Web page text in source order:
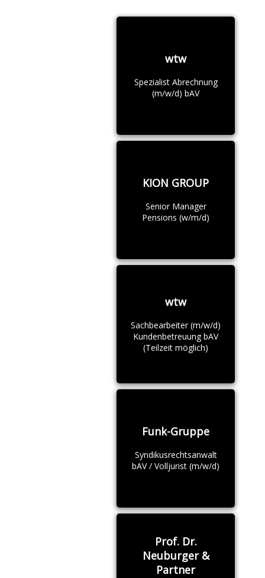
wtw
Spezialist Abrechnung
(m/w/d) bAV
KION GROUP
Senior Manager
Pensions (w/m/d)
wtw
Sachbearbeiter (m/w/d)
Kundenbetreuung bAV
(Teilzeit möglich)
Funk-Gruppe
Syndikusrechtsanwalt
bAV / Volljurist (m/w/d)
Prof. Dr.
Neuburger &
Partner